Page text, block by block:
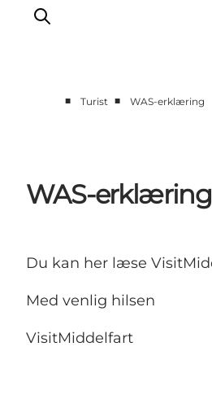
Overnatning
Det Sker
Møde og Konference
■ Turist ■ WAS-erklæring
WAS-erklæring
Du kan her læse
Med venlig hilsen
VisitMiddelfart